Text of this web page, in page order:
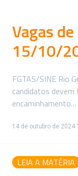
Vagas
15/10/
FGTAS/SINE Rio
candidatos devem
encaminhamento…
14 de outubro de 2024
LEIA A MATÉRIA